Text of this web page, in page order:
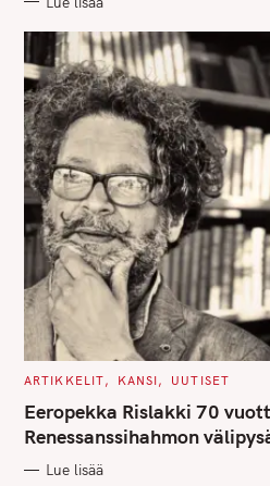
S
C
T
E
G
O
I
ARTIKKELIT KANSI UUTISET
Eeropekka Rislakki 70
Renessanssihahmon
Lue lisää